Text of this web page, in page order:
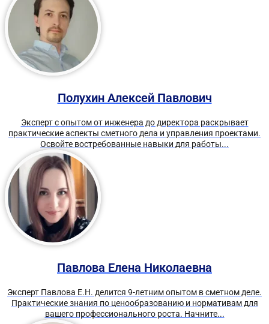
Полухин Алексей Павлович
Эксперт с опытом от инженера до директора раскрывает
практические аспекты сметного дела и управления проектами.
Освойте востребованные навыки для работы...
Павлова Елена Николаевна
Эксперт Павлова Е.Н. делится 9-летним опытом в сметном деле.
Практические знания по ценообразованию и нормативам для
вашего профессионального роста. Начните...